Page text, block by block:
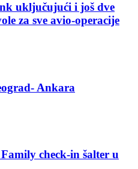
uključujući i još dve
za sve avio-operacije
Ankara
check-in šalter u